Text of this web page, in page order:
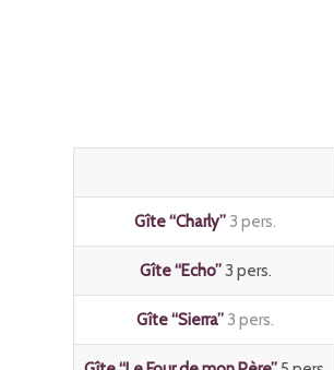
Gîte “Charly” 3 pers.
Gîte “Echo”3 pers.
Gîte “Sierra” 3 pers.